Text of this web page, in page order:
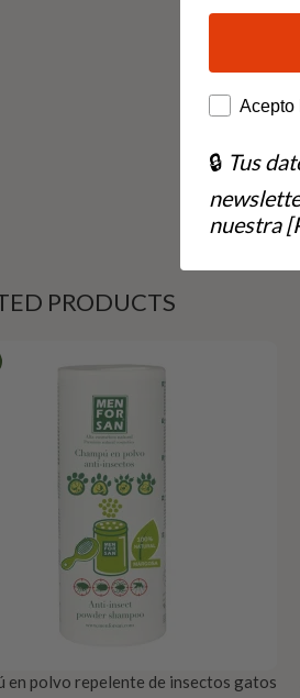
PRODUCTS
en polvo repelente de insectos gatos
HowAcepto
🔒 Tus
nuestra